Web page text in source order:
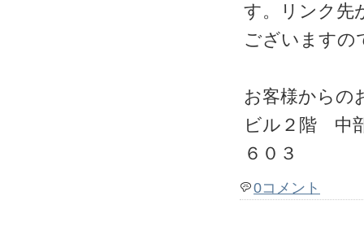
す。リンク先
ございますの
お客様からの
ビル２階 中
６０３
0コメント